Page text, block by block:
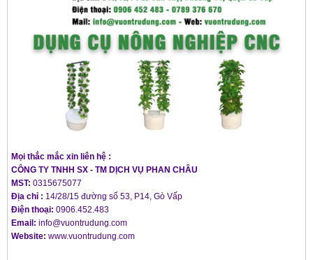
Mọi thắc mắc xin liên hệ :
CÔNG TY TNHH SX - TM DỊCH VỤ PHAN CHÂU
MST: 0315675077
Địa chỉ : 14/28/15 đường số 53, P14, Gò Vấp
Điện thoại: 0906.452.483
Email: info@vuontrudung.com
Website: www.vuontrudung.com